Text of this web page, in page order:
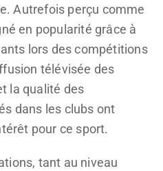
Autrefois perçu comme
en popularité grâce à
lors des compétitions
télévisée des
la qualité des
dans les clubs ont
pour ce sport.
tant au niveau